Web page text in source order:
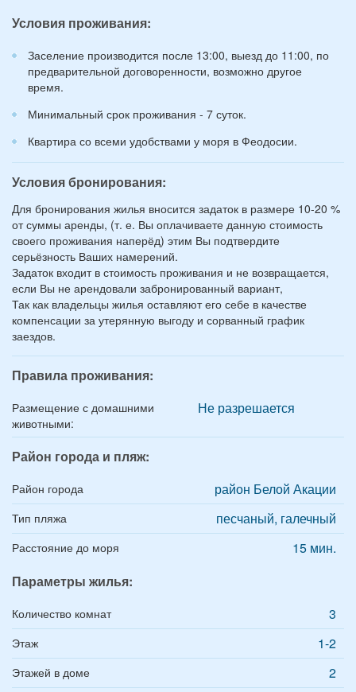
лет):
Условия проживания:
Заселение производится после 13:00, выезд до 11:00, по
предварительной договоренности, возможно другое
время.
Минимальный срок проживания - 7 суток.
Квартира со всеми удобствами у моря в Феодосии.
Условия бронирования:
Для бронирования жилья вносится задаток в размере 10-20 %
от суммы аренды, (т. е. Вы оплачиваете данную стоимость
своего проживания наперёд) этим Вы подтвердите
серьёзность Ваших намерений.
Задаток входит в стоимость проживания и не возвращается,
если Вы не арендовали забронированный вариант,
Так как владельцы жилья оставляют его себе в качестве
компенсации за утерянную выгоду и сорванный график
заездов.
Правила проживания:
Размещение с домашними
животными:
Не разрешается
Район города и пляж:
Район города район Белой Акации
Тип пляжа песчаный, галечный
Расстояние до моря
15 мин.
Параметры жилья:
Количество комнат 3
Этаж 1-2
Этажей в доме 2